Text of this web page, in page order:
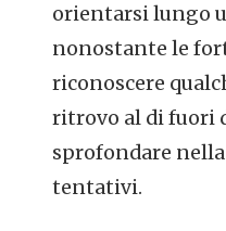
orientarsi lungo
nonostante le
riconoscere
ritrovo al di fuori
sprofondare
tentativi.